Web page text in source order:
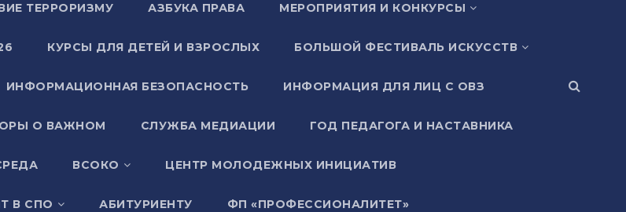
ТЕРРОРИЗМУ АЗБУКА ПРАВА МЕРОПРИЯТИЯ И КОНКУРСЫ
КУРСЫ ДЛЯ ДЕТЕЙ И ВЗРОСЛЫХ БОЛЬШОЙ ФЕСТИВАЛЬ ИСКУССТВ
ИНФОРМАЦИОННАЯ БЕЗОПАСНОСТЬ ИНФОРМАЦИЯ ДЛЯ ЛИЦ С ОВЗ
О ВАЖНОМ СЛУЖБА МЕДИАЦИИ ГОД ПЕДАГОГА И НАСТАВНИКА
ВСОКО ЦЕНТР МОЛОДЕЖНЫХ ИНИЦИАТИВ
В СПО АБИТУРИЕНТУ ФП «ПРОФЕССИОНАЛИТЕТ»